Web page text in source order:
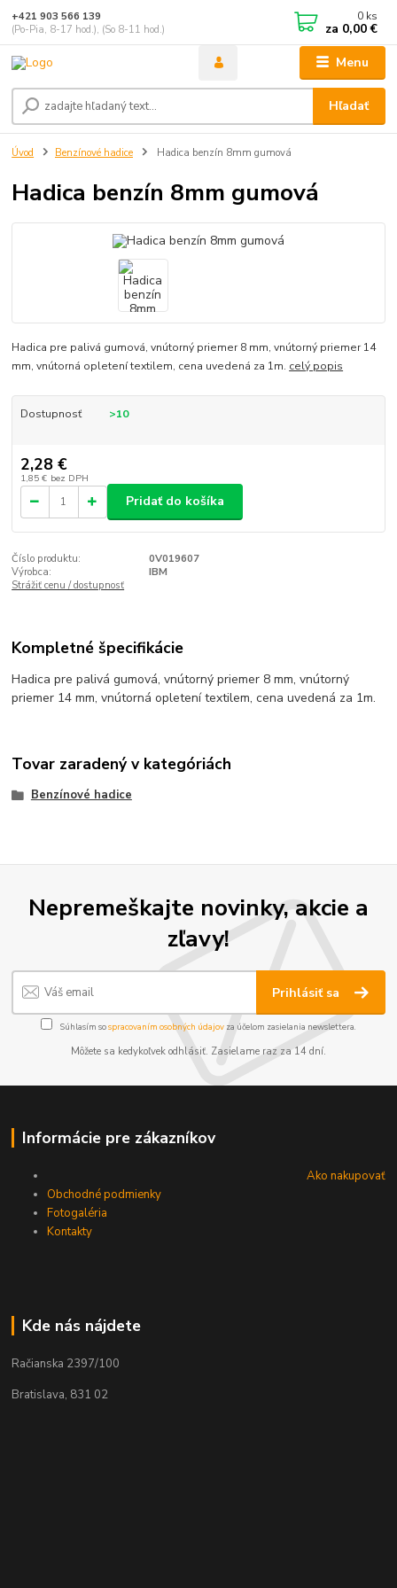
Menu
Hľadať
+421 903 566 139
(Po-Pia, 8-17 hod.), (So 8-11 hod.)
0 ks
za 0,00 €
Úvod Benzínové hadice Hadica benzín 8mm gumová
Hadica benzín 8mm gumová
Hadica pre palivá gumová, vnútorný priemer 8 mm, vnútorný priemer 14
mm, vnútorná opletení textilem, cena uvedená za 1m. celý popis
Dostupnosť >10
2,28 €
1,85 € bez DPH
Pridať do košíka
Číslo produktu:
0V019607
Výrobca:
IBM
Strážiť cenu / dostupnosť
Kompletné špecifikácie
Hadica pre palivá gumová, vnútorný priemer 8 mm, vnútorný
priemer 14 mm, vnútorná opletení textilem, cena uvedená za 1m.
Tovar zaradený v kategóriách
Benzínové hadice
Nepremeškajte novinky, akcie a
zľavy!
Prihlásiť sa
Súhlasím sospracovaním osobných údajov za účelom zasielania newslettera.
Môžete sa kedykoľvek odhlásiť. Zasielame raz za 14 dní.
Informácie pre zákazníkov
Ako nakupovať
Obchodné podmienky
Fotogaléria
Kontakty
Kde nás nájdete
Račianska 2397/100
Bratislava, 831 02